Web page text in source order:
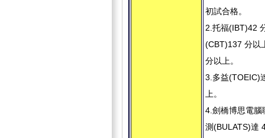
初試合格。
2.托福(IBT)42
(CBT)137 分以
分以上。
3.多益(TOEIC)
上。
4.劍橋博思電腦
測(BULATS)達